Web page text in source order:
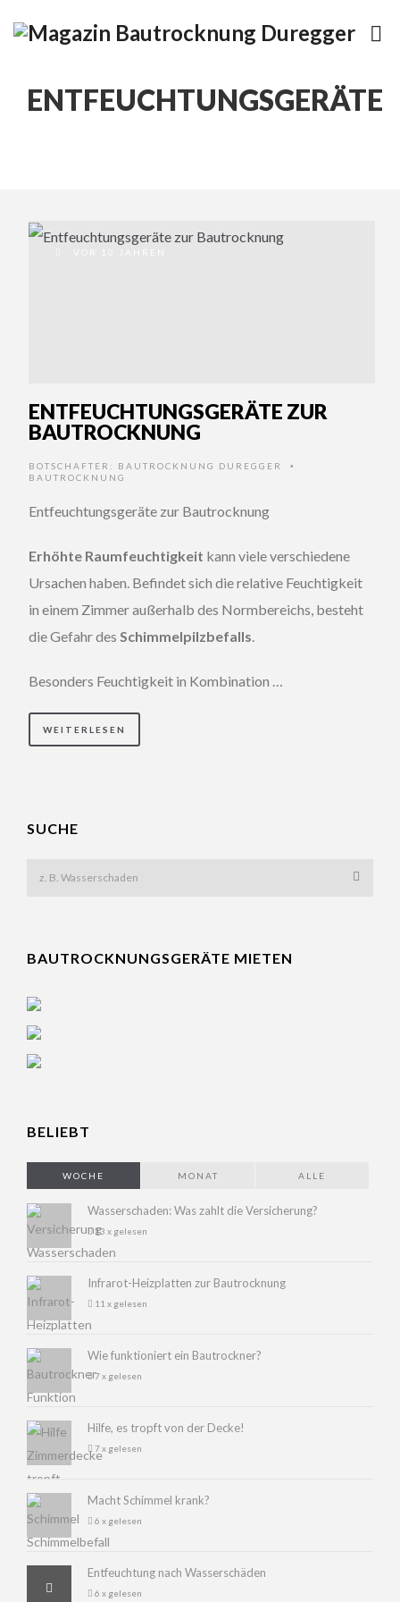
ENTFEUCHTUNGSGERÄTE
VOR 10 JAHREN
ENTFEUCHTUNGSGERÄTE ZUR
BAUTROCKNUNG
BOTSCHAFTER: BAUTROCKNUNG DUREGGER •
BAUTROCKNUNG
Entfeuchtungsgeräte zur Bautrocknung
Erhöhte Raumfeuchtigkeit kann viele verschiedene
Ursachen haben. Befindet sich die relative Feuchtigkeit
in einem Zimmer außerhalb des Normbereichs, besteht
die Gefahr des Schimmelpilzbefalls.
Besonders Feuchtigkeit in Kombination …
WEITERLESEN
SUCHE
BAUTROCKNUNGSGERÄTE MIETEN
BELIEBT
WOCHE MONAT ALLE
Wasserschaden: Was zahlt die Versicherung?
13 x gelesen
Infrarot-Heizplatten zur Bautrocknung
11 x gelesen
Wie funktioniert ein Bautrockner?
7 x gelesen
Hilfe, es tropft von der Decke!
7 x gelesen
Macht Schimmel krank?
6 x gelesen
Entfeuchtung nach Wasserschäden
6 x gelesen